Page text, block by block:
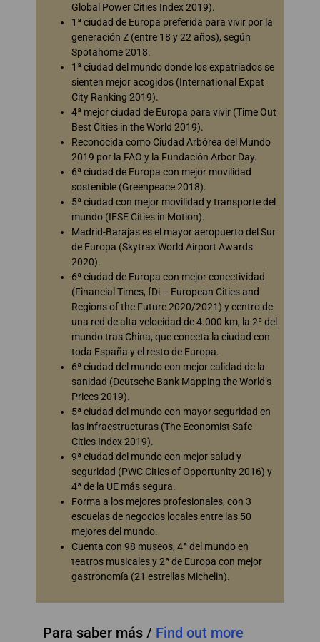
Global Power Cities Index 2019).
1ª ciudad de Europa preferida para vivir por la
generación Z (entre 18 y 22 años), según
Spotahome 2018.
1ª ciudad del mundo donde los expatriados se
sienten mejor acogidos (International Expat
City Ranking 2019).
4ª mejor ciudad de Europa para vivir (Time Out
Best Cities in the World 2019).
Reconocida como Ciudad Arbórea del Mundo
2019 por la FAO y la Fundación Arbor Day.
6ª ciudad de Europa con mejor movilidad
sostenible (Greenpeace 2018).
5ª ciudad con mejor movilidad y transporte del
mundo (IESE Cities in Motion).
Madrid-Barajas es el mayor aeropuerto del Sur
de Europa (Skytrax World Airport Awards
2020).
6ª ciudad de Europa con mejor conectividad
(Financial Times, fDi – European Cities and
Regions of the Future 2020/2021) y centro de
una red de alta velocidad de 4.000 km, la 2ª del
mundo tras China, que conecta la ciudad con
toda España y el resto de Europa.
6ª ciudad del mundo con mejor calidad de la
sanidad (Deutsche Bank Mapping the World’s
Prices 2019).
5ª ciudad del mundo con mayor seguridad en
las infraestructuras (The Economist Safe
Cities Index 2019).
9ª ciudad del mundo con mejor salud y
seguridad (PWC Cities of Opportunity 2016) y
4ª de la UE más segura.
Forma a los mejores profesionales, con 3
escuelas de negocios locales entre las 50
mejores del mundo.
Cuenta con 98 museos, 4ª del mundo en
teatros musicales y 2ª de Europa con mejor
gastronomía (21 estrellas Michelin).
Para saber más / Find out more